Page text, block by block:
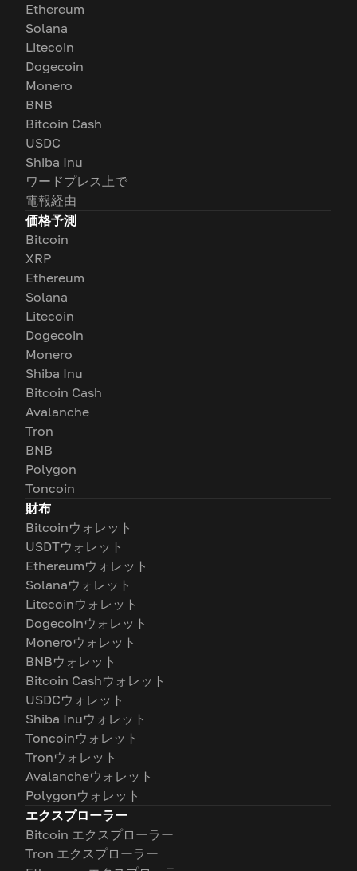
Ethereum
Solana
Litecoin
Dogecoin
Monero
BNB
Bitcoin Cash
USDC
Shiba Inu
ワードプレス上で
電報経由
価格予測
Bitcoin
XRP
Ethereum
Solana
Litecoin
Dogecoin
Monero
Shiba Inu
Bitcoin Cash
Avalanche
Tron
BNB
Polygon
Toncoin
財布
Bitcoinウォレット
USDTウォレット
Ethereumウォレット
Solanaウォレット
Litecoinウォレット
Dogecoinウォレット
Moneroウォレット
BNBウォレット
Bitcoin Cashウォレット
USDCウォレット
Shiba Inuウォレット
Toncoinウォレット
Tronウォレット
Avalancheウォレット
Polygonウォレット
エクスプローラー
Bitcoin エクスプローラー
Tron エクスプローラー